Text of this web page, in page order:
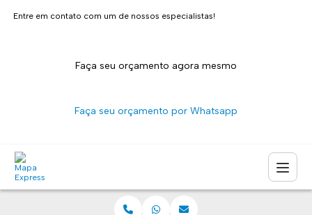
Entre em contato com um de nossos especialistas!
Faça seu orçamento agora mesmo
Faça seu orçamento por Whatsapp